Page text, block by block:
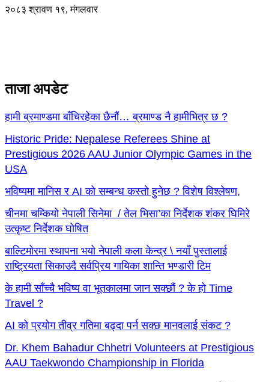
२०८३ श्रावण १९, मंगलवार
ताजा अपडेट
हामी ब्रमाण्डमा बाँचिरहेका छैनौं… ब्रमाण्ड नै हामीभित्र छ ?
Historic Pride: Nepalese Referees Shine at
Prestigious 2026 AAU Junior Olympic Games in the
USA
भविष्यमा मानिस र AI को सम्बन्ध कस्तो हुनेछ ? विशेष विश्लेषण,
चीनमा चम्कियो नेपाली सिनेमा / तेल भिसा’का निर्देशक शंकर घिमिरे
उत्कृष्ट निर्देशक घोषित
बाल्टिमोरमा स्थापना भयो नेपाली कला केन्द्र \ नयाँ पुस्तालाई
राष्ट्रियता सिकाउदै सर्वप्रिय गायिका शान्ति भण्डारी टिम
के हामी साँच्चै भविष्य वा भूतकालमा जान सक्छौं ? के हो Time
Travel ?
AI को प्रयोग तीव्र गतिमा बढ्दा पर्न सक्छ मानवलाई संकट ?
Dr. Khem Bahadur Chhetri Volunteers at Prestigious
AAU Taekwondo Championship in Florida